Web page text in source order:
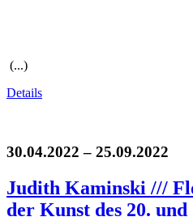
(...)
Details
30.04.2022 – 25.09.2022
Judith Kaminski ///
der Kunst des 20.